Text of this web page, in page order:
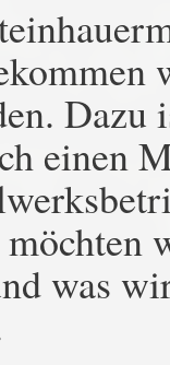
Dazu
einen
was